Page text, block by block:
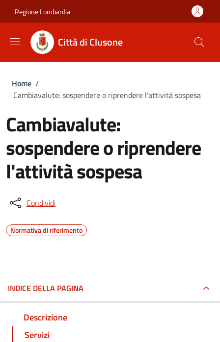
Regione Lombardia
Città di Clusone
Briciole di pane
Home /
Cambiavalute: sospendere o riprendere l'attività sospesa
Cambiavalute:
sospendere o riprendere
l'attività sospesa
Condividi
Normativa di riferimento
INDICE DELLA PAGINA
Descrizione
Servizi